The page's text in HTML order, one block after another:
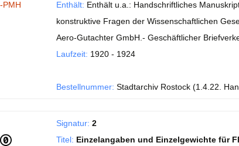
PMH
Enthält: Enthält u.a.: Handschriftliches
konstruktive Fragen der Wissenschaftlichen
Aero-Gutachter GmbH.- Geschäftlicher
Laufzeit: 1920 - 1924
Bestellnummer: Stadtarchiv Rostock (1.4.22.
Signatur: 2
Titel: Einzelangaben und Einzelgewichte für